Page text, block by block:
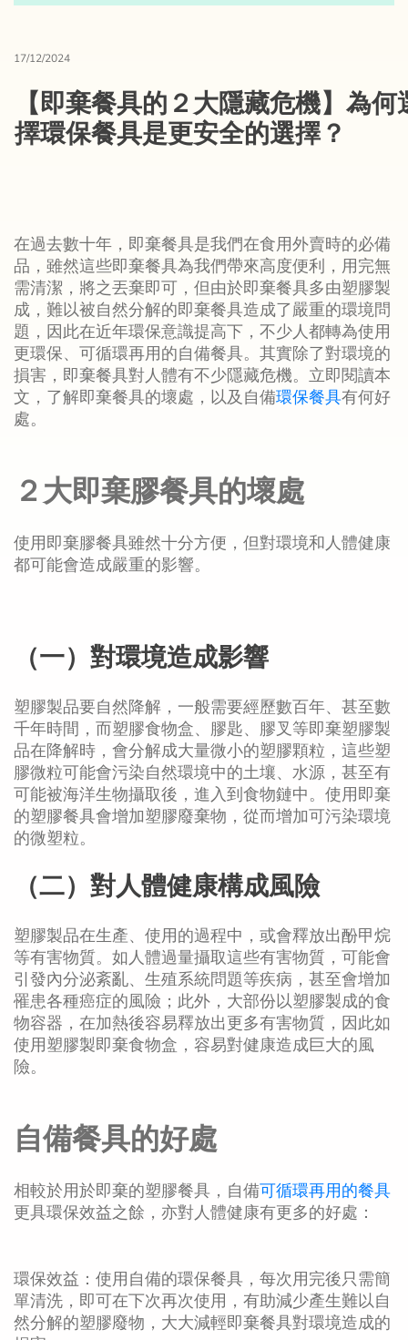
17/12/2024
【即棄餐具的２大隱藏危機】為何
擇環保餐具是更安全的選擇？
在過去數十年，即棄餐具是我們在食用外賣時的必備
品，雖然這些即棄餐具為我們帶來高度便利，用完無
需清潔，將之丟棄即可，但由於即棄餐具多由塑膠製
成，難以被自然分解的即棄餐具造成了嚴重的環境問
題，因此在近年環保意識提高下，不少人都轉為使用
更環保、可循環再用的自備餐具。其實除了對環境的
損害，即棄餐具對人體有不少隱藏危機。立即閱讀本
文，了解即棄餐具的壞處，以及自備環保餐具有何好
處。
２大即棄膠餐具的壞處
使用即棄膠餐具雖然十分方便，但對環境和人體健康
都可能會造成嚴重的影響。
（一）對環境造成影響
塑膠製品要自然降解，一般需要經歷數百年、甚至數
千年時間，而塑膠食物盒、膠匙、膠叉等即棄塑膠製
品在降解時，會分解成大量微小的塑膠顆粒，這些塑
膠微粒可能會污染自然環境中的土壤、水源，甚至有
可能被海洋生物攝取後，進入到食物鏈中。使用即棄
的塑膠餐具會增加塑膠廢棄物，從而增加可污染環境
的微塑粒。
（二）對人體健康構成風險
塑膠製品在生產、使用的過程中，或會釋放出酚甲烷
等有害物質。如人體過量攝取這些有害物質，可能會
引發內分泌紊亂、生殖系統問題等疾病，甚至會增加
罹患各種癌症的風險；此外，大部份以塑膠製成的食
物容器，在加熱後容易釋放出更多有害物質，因此如
使用塑膠製即棄食物盒，容易對健康造成巨大的風
險。
自備餐具的好處
相較於用於即棄的塑膠餐具，自備可循環再用的餐具
更具環保效益之餘，亦對人體健康有更多的好處：
環保效益：使用自備的環保餐具，每次用完後只需簡
單清洗，即可在下次再次使用，有助減少產生難以自
然分解的塑膠廢物，大大減輕即棄餐具對環境造成的